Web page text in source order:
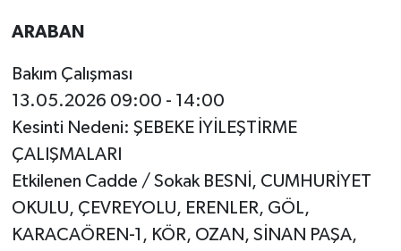
ARABAN
Bakım Çalışması
13.05.2026 09:00 - 14:00
Kesinti Nedeni: ŞEBEKE İYİLEŞTİRME
ÇALIŞMALARI
Etkilenen Cadde / Sokak BESNİ, CUMHURİYET
OKULU, ÇEVREYOLU, ERENLER, GÖL,
KARACAÖREN-1, KÖR, OZAN, SİNAN PAŞA,
Yeme-İçme